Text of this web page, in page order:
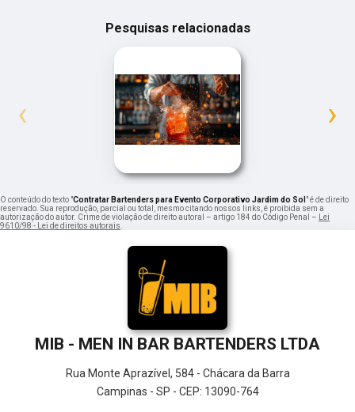
Pesquisas relacionadas
‹ ›
O conteúdo do texto "Contratar Bartenders para Evento Corporativo Jardim do Sol " é de direito
reservado. Sua reprodução, parcial ou total, mesmo citando nossos links, é proibida sem a
autorização do autor. Crime de violação de direito autoral – artigo 184 do Código Penal –
Lei
9610/98 - Lei de direitos autorais
MIB - MEN IN BAR BARTENDERS LTDA
Rua Monte Aprazível, 584 - Chácara da Barra
Campinas - SP - CEP: 13090-764